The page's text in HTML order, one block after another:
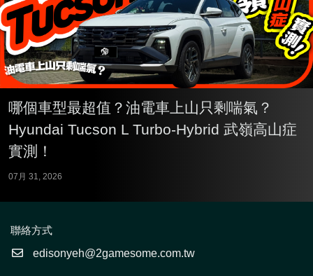
哪個車型最超值？油電車上山只剩喘氣？
Hyundai Tucson L Turbo-Hybrid 武嶺高山症
實測！
07月 31, 2026
聯絡方式
edisonyeh@2gamesome.com.tw